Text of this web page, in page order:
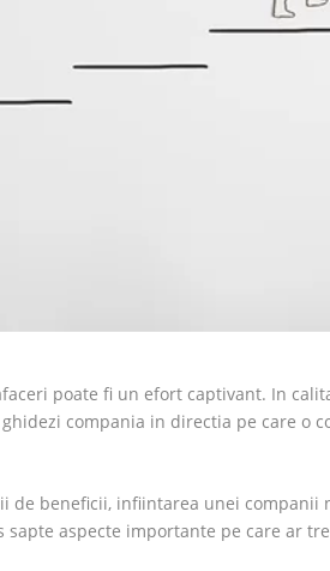
poate fi un efort captivant. In
compania in directia pe care o
de beneficii, infiintarea unei companii
sapte aspecte importante pe care ar